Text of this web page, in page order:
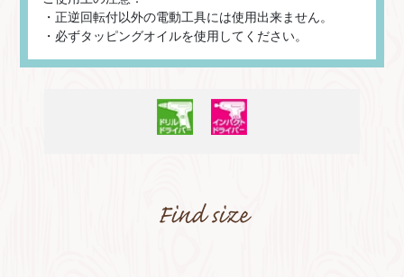
・正逆回転付以外の電動工具には使用出来ません。
・必ずタッピングオイルを使用してください。